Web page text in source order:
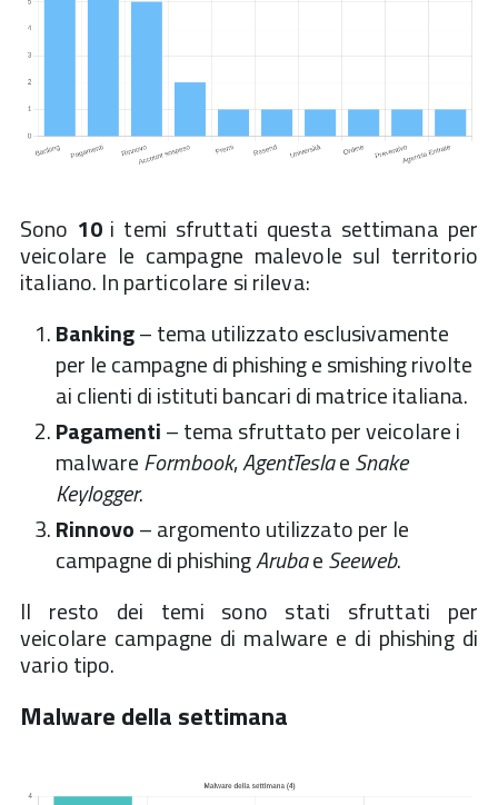
Sono 10i temi sfruttati questa settimana per
veicolare le campagne malevole sul territorio
italiano. In particolare si rileva:
Banking– tema utilizzato esclusivamente
per le campagne di phishing e smishing rivolte
ai clienti di istituti bancari di matrice italiana.
Pagamenti– tema sfruttato per veicolare i
malwareFormbook,AgentTeslaeSnake
Keylogger.
Rinnovo– argomento utilizzato per le
campagne di phishingArubaeSeeweb.
Il resto dei temi sono stati sfruttati per
veicolare campagne di malware e di phishing di
vario tipo.
Malware della settimana